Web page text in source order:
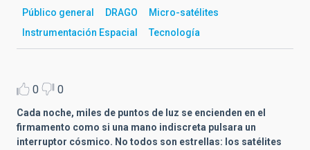
Público general DRAGO
Micro-satélites
Instrumentación Espacial
Tecnología
0 0
Cada noche, miles de puntos de luz se encienden en el
firmamento como si una mano indiscreta pulsara un
interruptor cósmico. No todos son estrellas: los satélites